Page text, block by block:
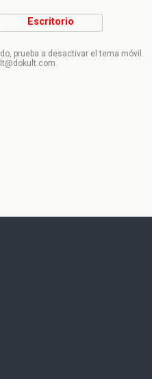
Escritorio
prueba a desactivar el tema móvil.